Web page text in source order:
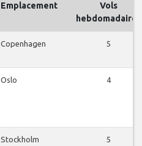
Emplacement
Vols
hebdomadaires
Copenhagen 5
Oslo 4
Stockholm 5